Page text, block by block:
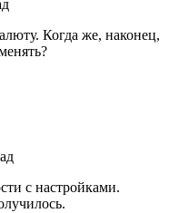
Когда же, наконец,
с настройками.